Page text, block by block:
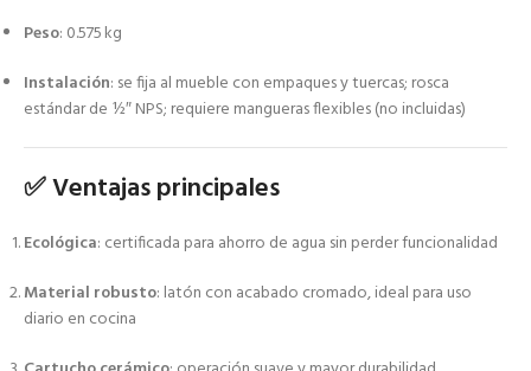
Peso: 0.575 kg
Instalación: se fija al mueble con empaques y tuercas; rosca
estándar de ½″ NPS; requiere mangueras flexibles (no incluidas)
✅ Ventajas principales
Ecológica: certificada para ahorro de agua sin perder funcionalidad
Material robusto: latón con acabado cromado, ideal para uso
diario en cocina